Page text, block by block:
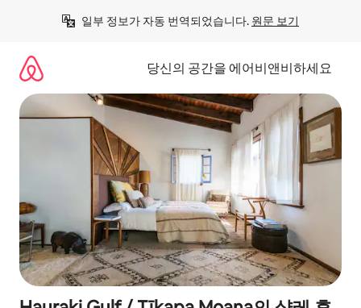
일부 정보가 자동 번역되었습니다. 원문 보기
당신의 공간을 에어비앤비하세요